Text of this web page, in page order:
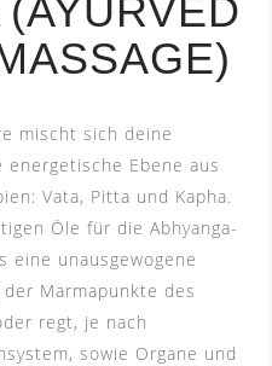
mischt sich deine
Ebene aus
Vata, Pitta und Kapha.
Öle für die Abhyanga-
eine unausgewogene
Marmapunkte des
regt, je nach
sowie Organe und